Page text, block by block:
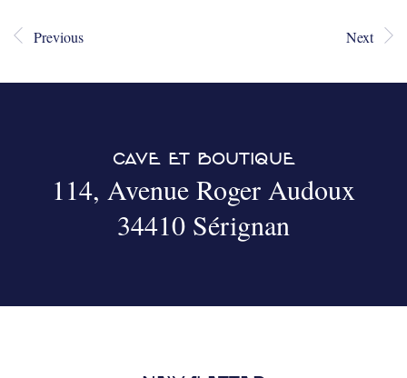
Previous Next
CAVE ET BOUTIQUE
114, Avenue Roger Audoux
34410 Sérignan